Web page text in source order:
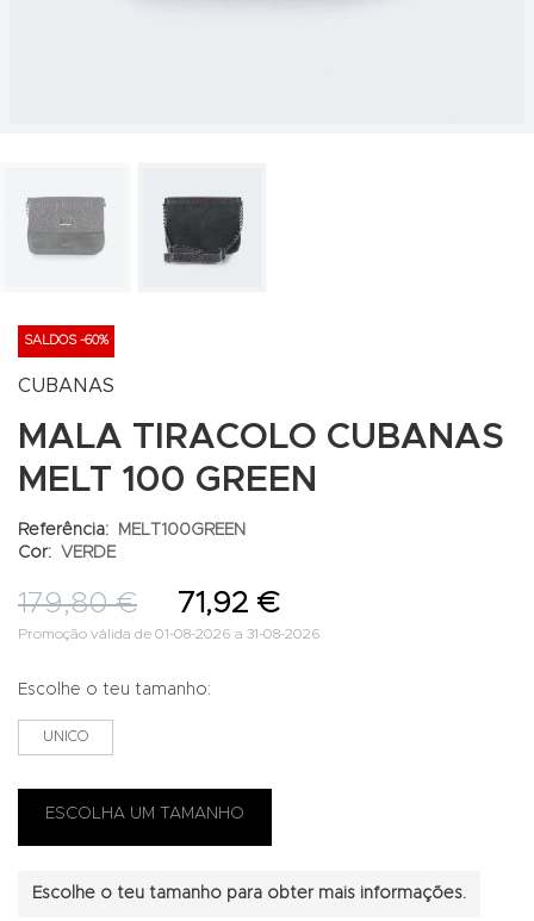
SALDOS -60%
CUBANAS
MALA TIRACOLO CUBANAS
MELT 100 GREEN
Referência:
MELT100GREEN
Cor: VERDE
179,80 € 71,92 €
Promoção válida de 01-08-2026 a 31-08-2026
Escolhe o teu tamanho:
UNICO
Escolhe o teu tamanho para obter mais informações.